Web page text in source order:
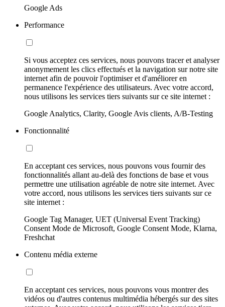
Google Ads
Performance
Si vous acceptez ces services, nous pouvons tracer et analyser
anonymement les clics effectués et la navigation sur notre site
internet afin de pouvoir l'optimiser et d'améliorer en
permanence l'expérience des utilisateurs. Avec votre accord,
nous utilisons les services tiers suivants sur ce site internet :
Google Analytics, Clarity, Google Avis clients, A/B-Testing
Fonctionnalité
En acceptant ces services, nous pouvons vous fournir des
fonctionnalités allant au-delà des fonctions de base et vous
permettre une utilisation agréable de notre site internet. Avec
votre accord, nous utilisons les services tiers suivants sur ce
site internet :
Google Tag Manager, UET (Universal Event Tracking)
Consent Mode de Microsoft, Google Consent Mode, Klarna,
Freshchat
Contenu média externe
En acceptant ces services, nous pouvons vous montrer des
vidéos ou d'autres contenus multimédia hébergés sur des sites